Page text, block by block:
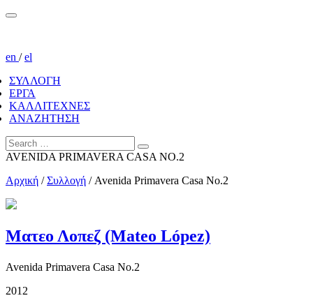
en /el
ΣΥΛΛΟΓΗ
ΕΡΓΑ
ΚΑΛΛΙΤΕΧΝΕΣ
ΑΝΑΖΗΤΗΣΗ
AVENIDA PRIMAVERA CASA NO.2
Αρχική /Συλλογή / Avenida Primavera Casa No.2
Ματεο Λοπεζ (Mateo López)
Avenida Primavera Casa No.2
2012